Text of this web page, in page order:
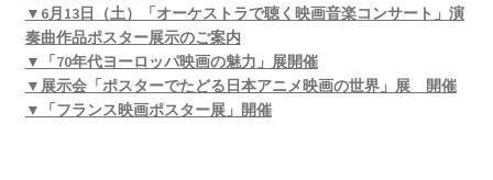
▼6月13日（土）「オーケストラで聴く映画音楽コンサート」演
奏曲作品ポスター展示のご案内
▼「70年代ヨーロッパ映画の魅力」展開催
▼展示会「ポスターでたどる日本アニメ映画の世界」展 開催
▼「フランス映画ポスター展」開催